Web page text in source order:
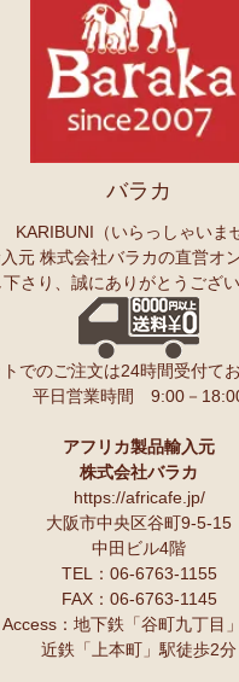
～アフリカの生活布～ 人気柄が
シュカ アフリカの布ページに新
ント 軽くおしゃれなブランケッ
アトートバッグ～キテンゲ本革仕
ィ◇で仕立てた新作登場！『ニ
ろりんハンドバッグ～キテンゲ
リティ◇で仕立てた新作登場！
L字ファスナー～キテンゲ本革仕
ィ◇で仕立てた新作登場！『ニッ
ソープストーン オブジェ カバ絵
カンキーホルダー バッグチャーム
ー新入荷！
ガティンガ・アート～ロングサ
ガティンガ・アート～Lサイズの
カテゴリーでご紹介します
あったか裏ボア！キテンゲ ネ
で迷いますね。全部やっぱりかわ
るので、思いっきり買おうと思い
ったときに、アフリカと日本の山
クウォーマーを身に着けました。
ザンジバルスパイスMIXスパ
にイベントで購入して以来、未使用
始め、これはおいしい！と思い、
した。
ントしたいと思います♪
可能性も奥深いですよね。
カシューナッツへのご感想
夜コーヒーとカシューナッツを受
てローストの感じもよく豆本来の
類が大好きで、食べだしたら止ま
キテンゲ オトナのステテコパ
い。動きやすい。履きやすい。
バラカ
KARIBUNI（いらっしゃいま
元 株式会社バラカの直営オ
下さり、誠にありがとうござい
でのご注文は24時間受付てお
平日営業時間 9:00－
アフリカ製品輸入元
株式会社バラカ
https://africafe.jp/
大阪市中央区谷町9-5-15
中田ビル4階
TEL：06-6763-1155
FAX：06-6763-1145
Access：地下鉄「谷町九丁目」
近鉄「上本町」駅徒歩2分